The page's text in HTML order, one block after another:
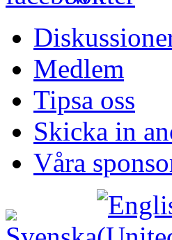
Medlem
Tipsa oss
Skicka in
Våra